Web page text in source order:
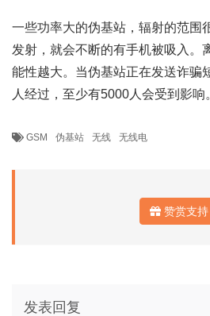
一些功率大的伪基站，辐射的范围
发射，就会不断的有手机被吸入。
能性越大。当伪基站正在发送诈骗
人经过，至少有5000人会受到影响
GSM 伪基站 无线 无线电
赞赏支持
发表回复